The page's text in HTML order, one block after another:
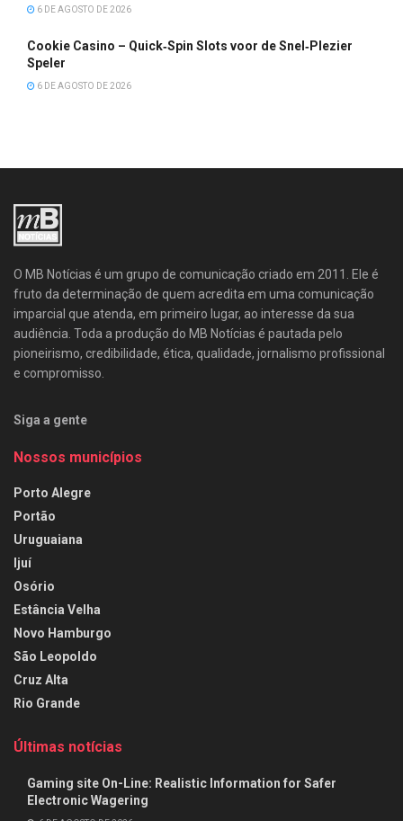
6 DE AGOSTO DE 2026
Cookie Casino – Quick‑Spin Slots voor de Snel‑Plezier
Speler
6 DE AGOSTO DE 2026
O MB Notícias é um grupo de comunicação criado em 2011. Ele é
fruto da determinação de quem acredita em uma comunicação
imparcial que atenda, em primeiro lugar, ao interesse da sua
audiência. Toda a produção do MB Notícias é pautada pelo
pioneirismo, credibilidade, ética, qualidade, jornalismo profissional
e compromisso.
Siga a gente
Nossos municípios
Porto Alegre
Portão
Uruguaiana
Ijuí
Osório
Estância Velha
Novo Hamburgo
São Leopoldo
Cruz Alta
Rio Grande
Últimas notícias
Gaming site On-Line: Realistic Information for Safer
Electronic Wagering